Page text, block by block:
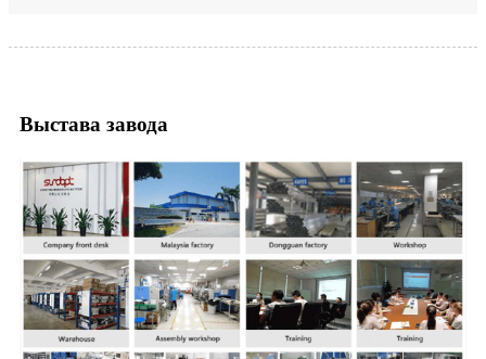
Выстава завода